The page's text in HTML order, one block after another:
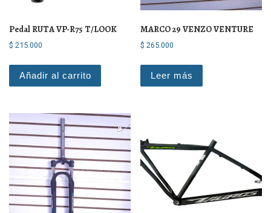
Pedal RUTA VP-R75 T/LOOK
$ 215.000
Añadir al carrito
MARCO 29 VENZO VENTURE
$ 265.000
Leer más